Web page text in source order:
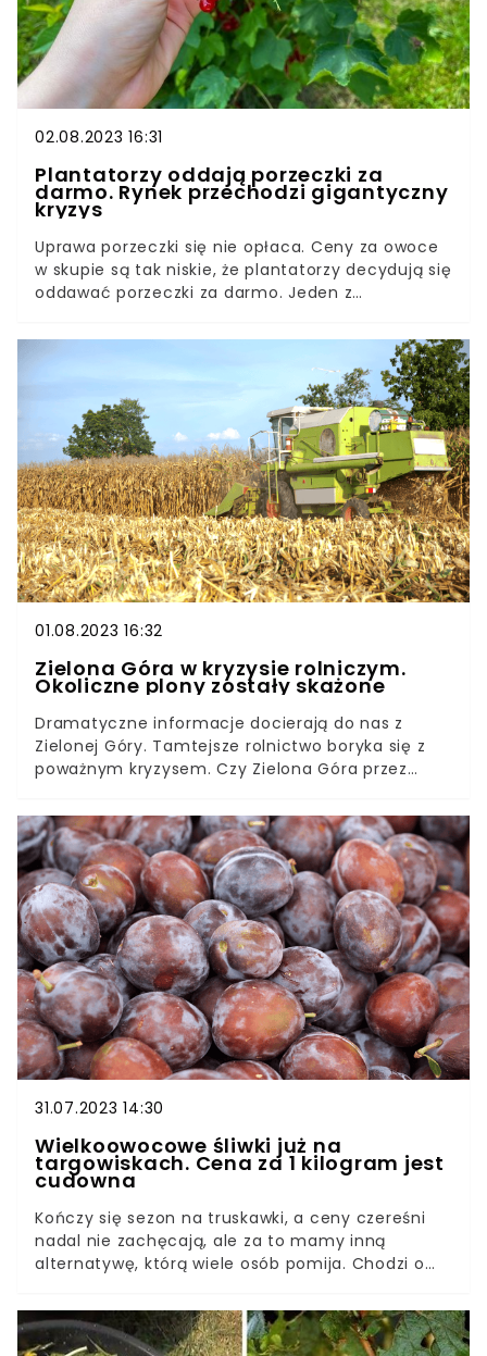
02.08.2023 16:31
Plantatorzy oddają porzeczki za
darmo. Rynek przechodzi gigantyczny
kryzys
Uprawa porzeczki się nie opłaca. Ceny za owoce
w skupie są tak niskie, że plantatorzy decydują się
oddawać porzeczki za darmo. Jeden z
ostateczne pozbycie problemu z nadmiarem
owoców.
01.08.2023 16:32
Zielona Góra w kryzysie rolniczym.
Okoliczne plony zostały skażone
Dramatyczne informacje docierają do nas z
Zielonej Góry. Tamtejsze rolnictwo boryka się z
poważnym kryzysem. Czy Zielona Góra przez
Zobaczcie, co tam się stało.
31.07.2023 14:30
Wielkoowocowe śliwki już na
targowiskach. Cena za 1 kilogram jest
cudowna
Kończy się sezon na truskawki, a ceny czereśni
nadal nie zachęcają, ale za to mamy inną
alternatywę, którą wiele osób pomija. Chodzi o
przetwory na zimę. Ceny śliwek w tym roku są
naprawdę korzystne.